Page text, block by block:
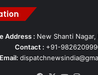
Address : New Shanti Nagar,
Contact : +91-
Email: